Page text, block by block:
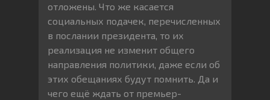
отложены. Что же касается
социальных подачек, перечисленных
в послании президента, то их
реализация не изменит общего
направления политики, даже если об
этих обещаниях будут помнить. Да и
чего ещё ждать от премьер-